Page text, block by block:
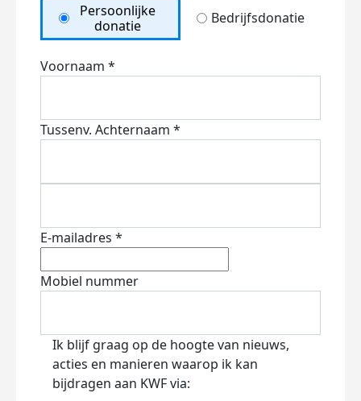
Persoonlijke
donatie
Bedrijfsdonatie
Voornaam *
Tussenv. Achternaam *
E-mailadres *
Mobiel nummer
Ik blijf graag op de hoogte van nieuws,
acties en manieren waarop ik kan
bijdragen aan KWF via: